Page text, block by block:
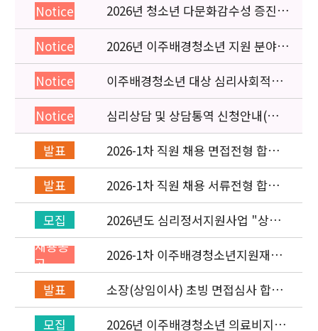
Notice
2026년 청소년 다문화감수성 증진
프로그램 「다가감」신청기관 안내
Notice
2026년 이주배경청소년 지원 분야
종사자 역량강화 교육 일정 안내
Notice
이주배경청소년 대상 심리사회적응
검사 연수동영상 개편 안내
Notice
심리상담 및 상담통역 신청안내(의뢰
서첨부)
발표
2026-1차 직원 채용 면접전형 합격
자 발표 및 적격심사 안내
발표
2026-1차 직원 채용 서류전형 합격
자 발표 및 면접전형 안내
모집
2026년도 심리정서지원사업 "상담
통역지원사(중국어, 베트남어, 러시
아어어, 몽골어)" 선발 공고
채용공
고
2026-1차 이주배경청소년지원재단
직원(기획운영실/사업운영부) 채용
공고 (~3/22)
발표
소장(상임이사) 초빙 면접심사 합격
자 발표
모집
2026년 이주배경청소년 의료비지원